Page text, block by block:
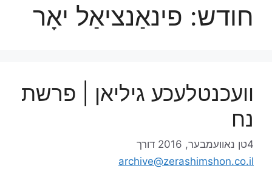
חודש: פינאַנציאַל יאָר
וועכנטלעכע גיליאן | פרשת
נח
4טן נאוועמבער, 2016
דורך
archive@zerashimshon.co.il